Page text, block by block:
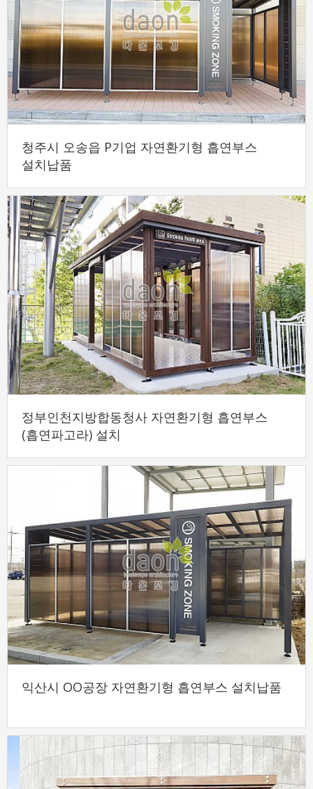
청주시 오송읍 P기업 자연환기형 흡연부스
설치납품
정부인천지방합동청사 자연환기형 흡연부스
(흡연파고라) 설치
익산시 OO공장 자연환기형 흡연부스 설치납품